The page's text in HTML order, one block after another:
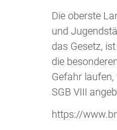
Die oberste
und
das Gesetz,
die
Gefahr
SGB VIII
https://